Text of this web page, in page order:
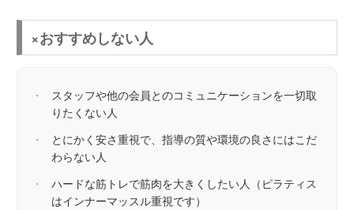
×おすすめしない人
・
スタッフや他の会員とのコミュニケーションを一切取
りたくない人
・
とにかく安さ重視で、指導の質や環境の良さにはこだ
わらない人
・
ハードな筋トレで筋肉を大きくしたい人（ピラティス
はインナーマッスル重視です）